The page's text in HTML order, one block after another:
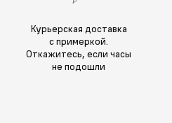
Курьерская доставка
с примеркой.
Откажитесь, если часы
не подошли